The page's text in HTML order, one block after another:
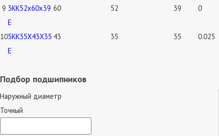
9 3КК52х60х39
Е
60 52 39 0
105КК35Х43Х35
Е
43 35 35 0.025
Подбор подшипников
Наружный диаметр
Точный